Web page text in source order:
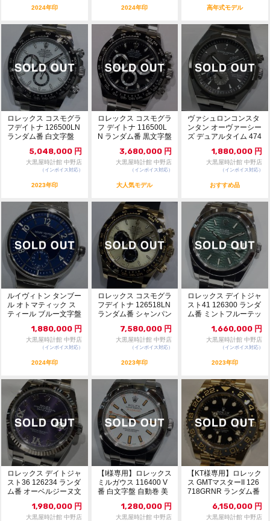
2024年印 2024年印 高年式モデル
ロレックス コスモグラ
フデイトナ 126500LN
ランダム番 白文字盤
5,048,000 円
大黒屋時計館 中野店
（インボイス対応）
2023年印
ロレックス コスモグラ
フ デイトナ 116500L
N ランダム番 黒文字盤
3,680,000 円
大黒屋時計館 中野店
（インボイス対応）
大人気モデル
ヴァシュロンコンスタ
ンタン オーヴァーシー
ズ デュアルタイム 474
1,880,000 円
大黒屋時計館 中野店
（インボイス対応）
おすすめ品
ルイヴィトン タンブー
ル オトマティック ス
ティール ブルー文字盤
1,880,000 円
大黒屋時計館 中野店
（インボイス対応）
2024年印
ロレックス コスモグラ
フデイトナ 126518LN
ランダム番 シャンパン
7,580,000 円
大黒屋時計館 中野店
（インボイス対応）
2023年印
ロレックス デイトジャ
スト41 126300 ランダ
ム番 ミントフルーテッ
1,660,000 円
大黒屋時計館 中野店
（インボイス対応）
2023年印
ロレックス デイトジャ
スト36 126234 ランダ
ム番 オーベルジーヌ文
1,980,000 円
大黒屋時計館 中野店
【I様専用】ロレックス
ミルガウス 116400 V
番 白文字盤 自動巻 美
1,280,000 円
大黒屋時計館 中野店
【KT様専用】ロレック
ス GMTマスターII 126
718GRNR ランダム番
6,150,000 円
大黒屋時計館 中野店